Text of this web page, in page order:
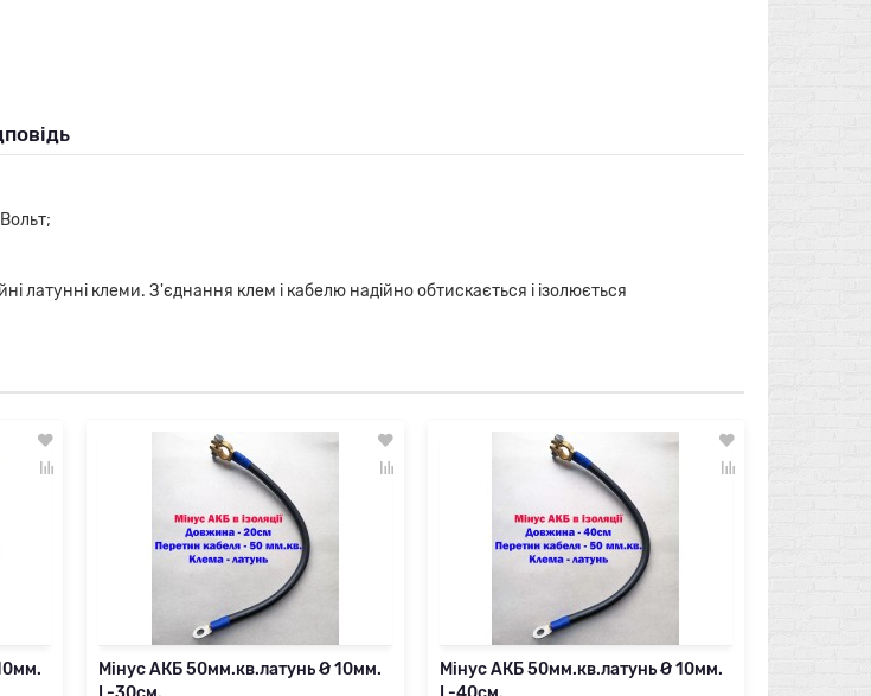
латунні клеми. З'єднання клем і кабелю надійно обтискається і ізолюється
Мінус АКБ 50мм.кв.латунь Ø 10мм.
Мінус АКБ 50мм.кв.латунь Ø 10мм.